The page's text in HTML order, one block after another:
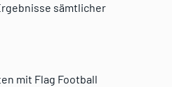
sämtlicher
mit Flag Football